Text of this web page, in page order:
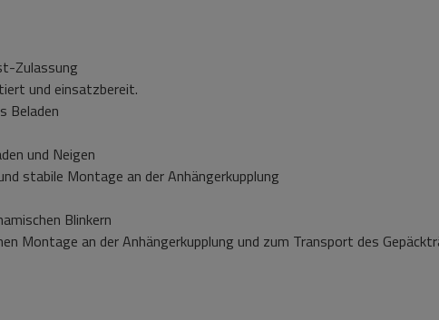
Zulassung
und einsatzbereit.
Beladen
und Neigen
stabile Montage an der Anhängerkupplung
Blinkern
Montage an der Anhängerkupplung und zum Transport des